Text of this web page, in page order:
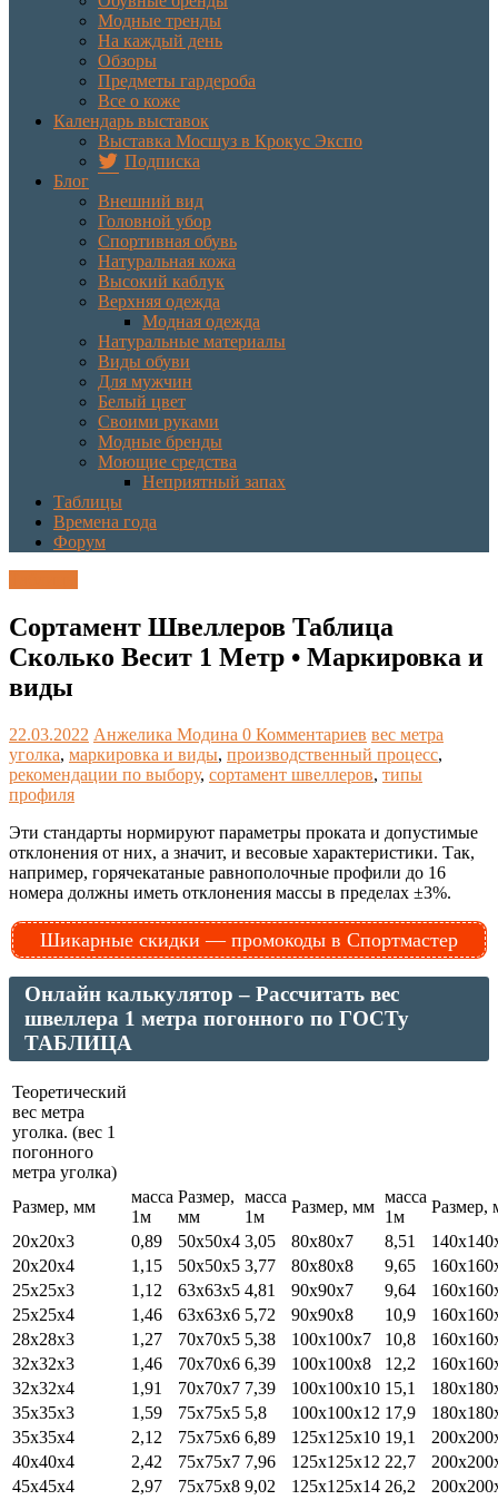
Модные тренды
На каждый день
Обзоры
Предметы гардероба
Все о коже
Календарь выставок
Выставка Мосшуз в Крокус Экспо
Подписка
Блог
Внешний вид
Головной убор
Спортивная обувь
Натуральная кожа
Высокий каблук
Верхняя одежда
Модная одежда
Натуральные материалы
Виды обуви
Для мужчин
Белый цвет
Своими руками
Модные бренды
Моющие средства
Неприятный запах
Таблицы
Времена года
Форум
Сортамент Швеллеров Таблица
Сколько Весит 1 Метр • Маркировка и
виды
22.03.2022 Анжелика Модина 0 Комментариев вес метра
уголка, маркировка и виды, производственный процесс,
рекомендации по выбору, сортамент швеллеров, типы
профиля
Эти стандарты нормируют параметры проката и допустимые
отклонения от них, а значит, и весовые характеристики. Так,
например, горячекатаные равнополочные профили до 16
номера должны иметь отклонения массы в пределах ±3%.
Шикарные скидки — промокоды в Спортмастер
Онлайн калькулятор – Рассчитать вес
швеллера 1 метра погонного по ГОСТу
ТАБЛИЦА
Теоретический
вес метра
уголка. (вес 1
погонного
метра уголка)
Размер, мм
масса
1м
Размер,
мм
масса
1м
Размер, мм
масса
1м
Размер,
20х20х3
0,89 50х50х4 3,05 80х80х7 8,51
20х20х4
1,15 50х50х5 3,77 80х80х8 9,65
25х25х3
1,12 63х63х5 4,81 90х90х7 9,64
25х25х4
1,46 63х63х6 5,72 90х90х8 10,9
28х28х3
1,27 70х70х5 5,38 100х100х7 10,8
32х32х3
1,46 70х70х6 6,39 100х100х8 12,2
32х32х4
1,91 70х70х7 7,39 100х100х10 15,1
35х35х3
1,59 75х75х5 5,8 100х100х12 17,9
35х35х4
2,12 75х75х6 6,89 125х125х10 19,1
40х40х4
2,42 75х75х7 7,96 125х125х12 22,7
45х45х4
2,97 75х75х8 9,02 125х125х14 26,2